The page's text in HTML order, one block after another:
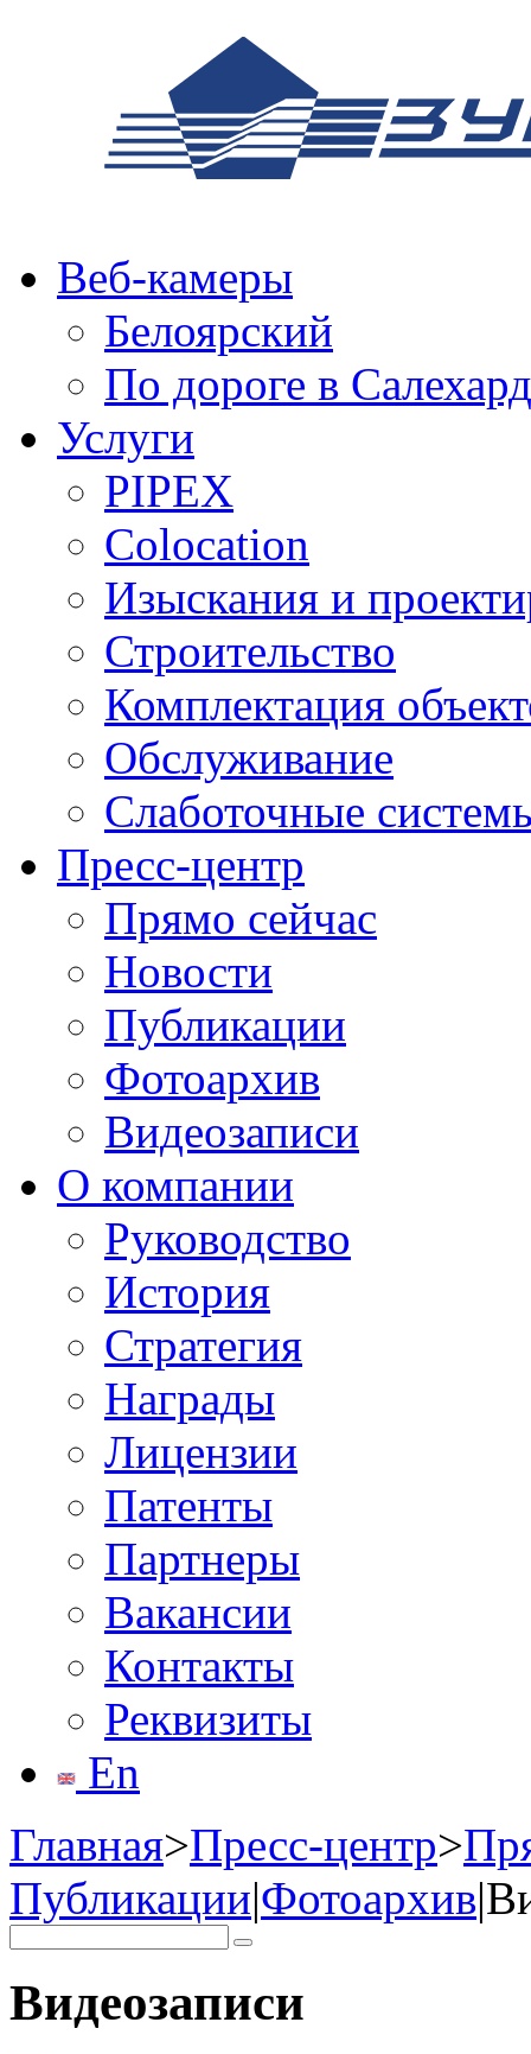
Веб-камеры
Белоярский
По дороге в Салехард
Услуги
PIPEX
Colocation
Изыскания и
Строительство
Комплектация
Обслуживание
Слаботочные
Пресс-центр
Прямо сейчас
Новости
Публикации
Фотоархив
Видеозаписи
О компании
Руководство
История
Стратегия
Награды
Лицензии
Патенты
Партнеры
Вакансии
Контакты
Реквизиты
En
Главная>Пресс-центр>
Публикации|Фотоархив|
Видеозаписи